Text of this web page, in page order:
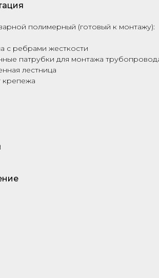
полимерный (готовый к монтажу):
с ребрами жесткости
патрубки для монтажа
лестница
крепежа